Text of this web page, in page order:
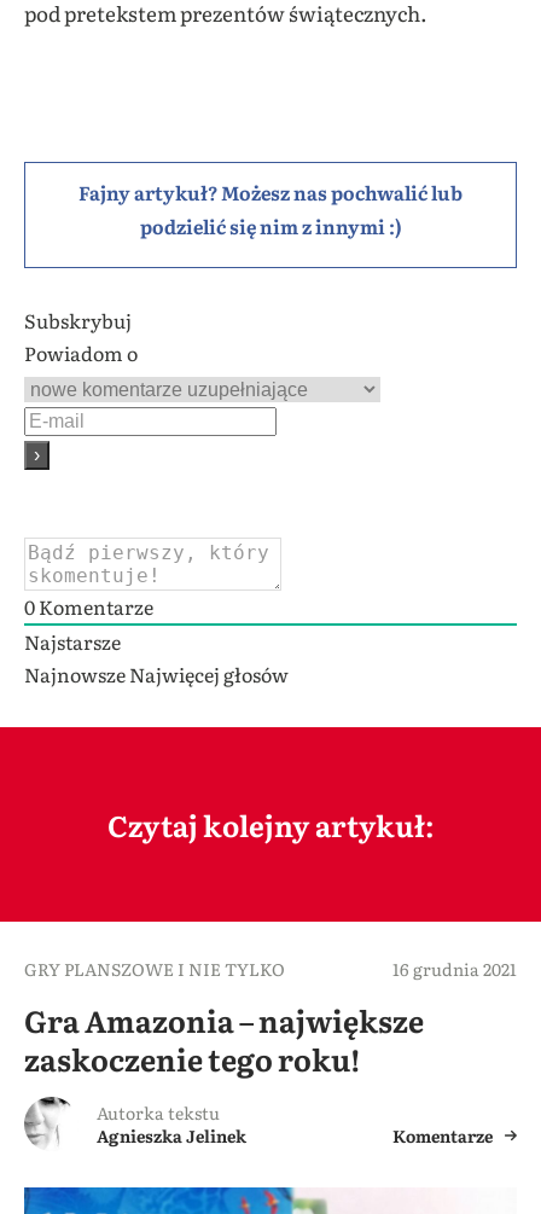
pod pretekstem prezentów świątecznych.
Fajny artykuł? Możesz nas pochwalić lub
podzielić się nim z innymi :)
Subskrybuj
Powiadom o
0Komentarze
Najstarsze
NajnowszeNajwięcej głosów
Czytaj kolejny artykuł:
GRY PLANSZOWE I NIE TYLKO 16 grudnia 2021
Gra Amazonia – największe
zaskoczenie tego roku!
Autorka tekstu
Agnieszka Jelinek
Komentarze